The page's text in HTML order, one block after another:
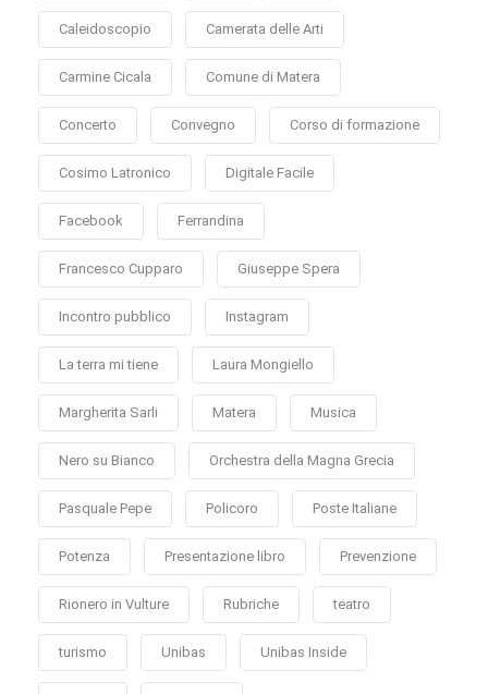
Caleidoscopio Camerata delle Arti
Carmine Cicala Comune di Matera
Concerto Convegno Corso di formazione
Cosimo Latronico Digitale Facile
Facebook Ferrandina
Francesco Cupparo Giuseppe Spera
Incontro pubblico Instagram
La terra mi tiene Laura Mongiello
Margherita Sarli Matera Musica
Nero su Bianco Orchestra della Magna Grecia
Pasquale Pepe Policoro Poste Italiane
Potenza Presentazione libro Prevenzione
Rionero in Vulture Rubriche teatro
turismo Unibas Unibas Inside